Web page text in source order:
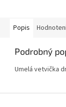
Popis
Podrobný
Umelá vetvička